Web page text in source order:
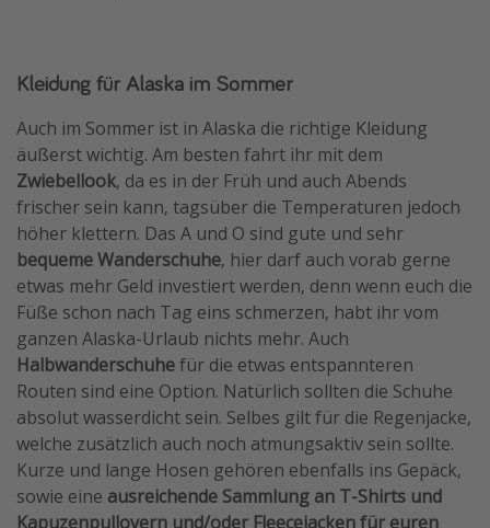
Kleidung für Alaska im Sommer
Auch im Sommer ist in Alaska die richtige Kleidung
äußerst wichtig. Am besten fahrt ihr mit dem
Zwiebellook, da es in der Früh und auch Abends
frischer sein kann, tagsüber die Temperaturen jedoch
höher klettern. Das A und O sind gute und sehr
bequeme Wanderschuhe, hier darf auch vorab gerne
etwas mehr Geld investiert werden, denn wenn euch die
Füße schon nach Tag eins schmerzen, habt ihr vom
ganzen Alaska-Urlaub nichts mehr. Auch
Halbwanderschuhefür die etwas entspannteren
Routen sind eine Option. Natürlich sollten die Schuhe
absolut wasserdicht sein. Selbes gilt für die Regenjacke,
welche zusätzlich auch noch atmungsaktiv sein sollte.
Kurze und lange Hosen gehören ebenfalls ins Gepäck,
sowie eine ausreichende Sammlung an T-Shirts und
Kapuzenpullovern und/oder Fleecejacken für euren